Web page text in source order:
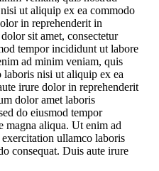
ut aliquip ex ea commodo
in reprehenderit in
sit amet, consectetur
tempor incididunt ut labore
ad minim veniam, quis
nisi ut aliquip ex ea
irure dolor in reprehenderit
dolor amet laboris
do eiusmod tempor
magna aliqua. Ut enim ad
ullamco laboris
consequat. Duis aute irure